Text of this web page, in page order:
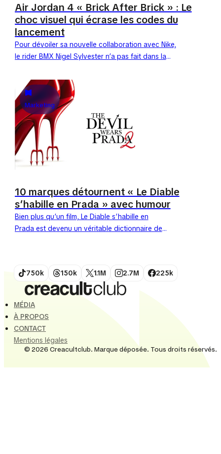
Air Jordan 4 « Brick After Brick » : Le
choc visuel qui écrase les codes du
lancement
Pour dévoiler sa nouvelle collaboration avec Nike,
le rider BMX Nigel Sylvester n’a pas fait dans la
une scène digne...
Marketing
10 marques détournent « Le Diable
s’habille en Prada » avec humour
Bien plus qu’un film, Le Diable s’habille en
Prada est devenu un véritable dictionnaire de
750k 150k 1.1M 2.7M 225k
MÉDIA
À PROPOS
CONTACT
Mentions légales
© 2026 Creacultclub. Marque déposée. Tous droits réservés.